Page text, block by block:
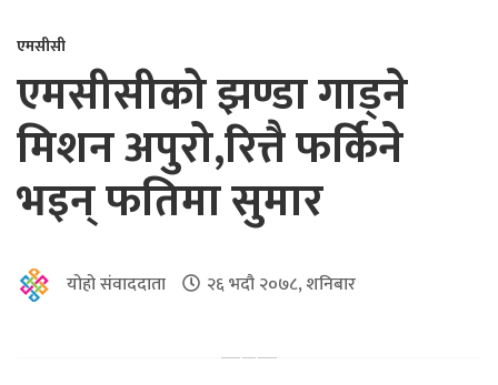
एमसीसी
एमसीसीको झण्डा गाड्ने
मिशन अपुरो,रित्तै फर्किने
भइन् फतिमा सुमार
योहो संवाददाता २६ भदौ २०७८, शनिबार